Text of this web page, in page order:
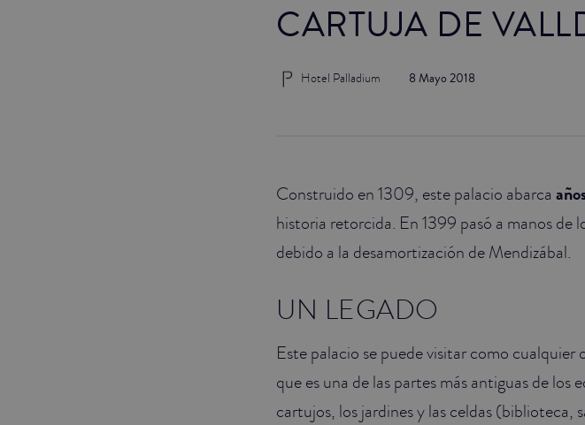
CARTUJA DE
8 Mayo 2018
Hotel Palladium
Construido en 1309, este palacio abarca
historia retorcida. En 1399 pasó a manos de
debido a la desamortización de Mendizábal.
UN LEGADO
Este palacio se puede visitar como
que es una de las partes más antiguas de
cartujos, los jardines y las celdas